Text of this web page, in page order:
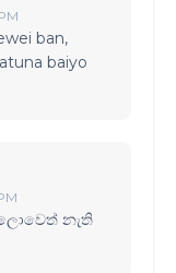
ban,
baiyo
ලොවෙත් නැති